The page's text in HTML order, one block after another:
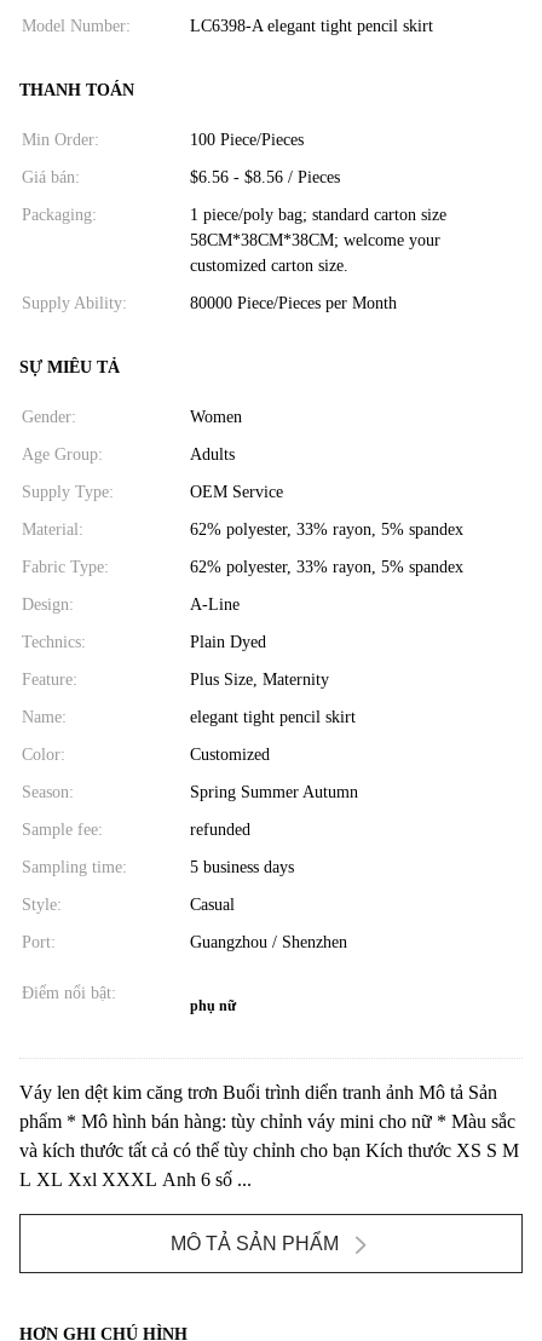
Model Number: LC6398-A elegant tight pencil skirt
THANH TOÁN
Min Order: 100 Piece/Pieces
Giá bán: $6.56 - $8.56 / Pieces
Packaging:
1 piece/poly bag; standard carton size
58CM*38CM*38CM; welcome your
customized carton size.
Supply Ability: 80000 Piece/Pieces per Month
SỰ MIÊU TẢ
Gender: Women
Age Group: Adults
Supply Type: OEM Service
Material: 62% polyester, 33% rayon, 5% spandex
Fabric Type: 62% polyester, 33% rayon, 5% spandex
Design: A-Line
Technics: Plain Dyed
Feature: Plus Size, Maternity
Name: elegant tight pencil skirt
Color: Customized
Season: Spring Summer Autumn
Sample fee: refunded
Sampling time: 5 business days
Style: Casual
Port: Guangzhou / Shenzhen
Điểm nổi bật:
phụ nữ
Váy len dệt kim căng trơn Buổi trình diển tranh ảnh Mô tả Sản
phẩm * Mô hình bán hàng: tùy chỉnh váy mini cho nữ * Màu sắc
và kích thước tất cả có thể tùy chỉnh cho bạn Kích thước XS S M
L XL Xxl XXXL Anh 6 số ...
MÔ TẢ SẢN PHẨM
HƠN GHI CHÚ HÌNH